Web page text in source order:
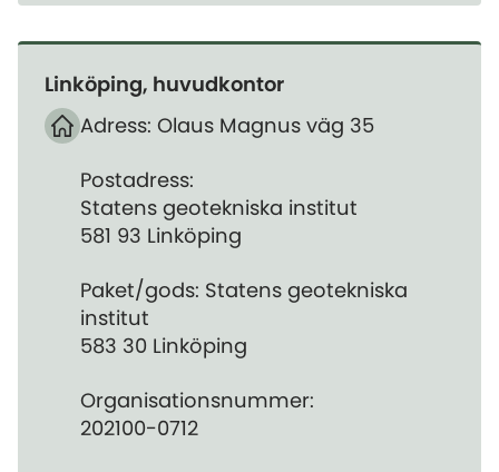
Linköping, huvudkontor
Adress: Olaus Magnus väg 35
Postadress:
Statens geotekniska institut
581 93 Linköping
Paket/gods: Statens geotekniska
institut
583 30 Linköping
Organisationsnummer:
202100-0712